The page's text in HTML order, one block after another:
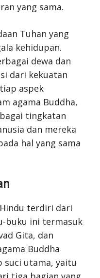
yang sama.
Tuhan yang
kehidupan.
dewa dan
dari kekuatan
aspek
agama Buddha,
tingkatan
dan mereka
hal yang sama
terdiri dari
buku ini termasuk
Gita, dan
Buddha
suci utama, yaitu